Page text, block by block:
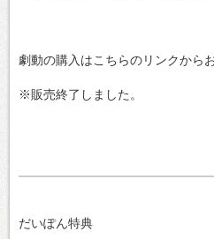
劇動の購入はこちらのリンクから
※販売終了しました。
だいぽん特典